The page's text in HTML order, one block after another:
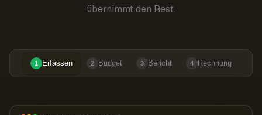
übernimmt den Rest.
1 Erfassen 2 Budget 3 Bericht 4 Rechnung